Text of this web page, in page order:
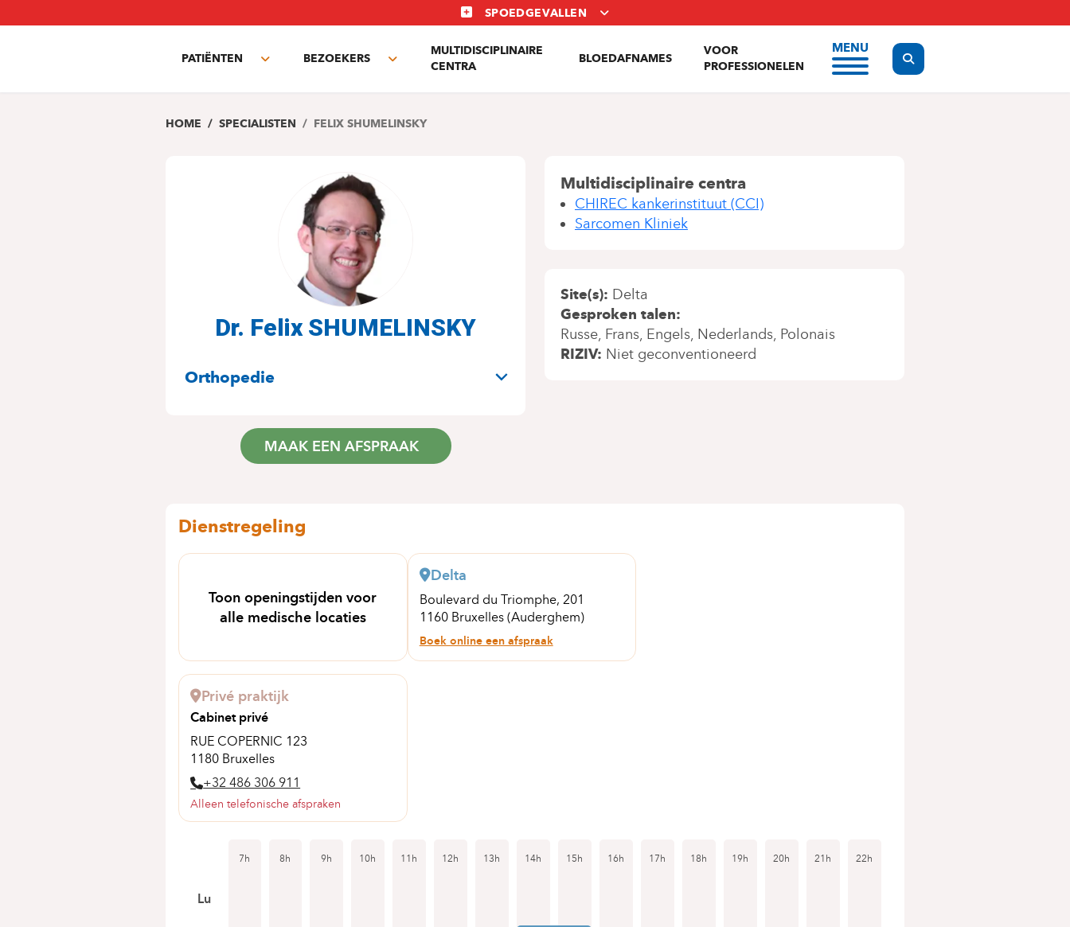
en
SPOEDGEVALLEN
PATIËNTEN
Toggle
BEZOEKERS
Toggle
MULTIDISCIPLINAIRE
CENTRA
BLOEDAFNAMES
VOOR
PROFESSIONELEN
MENU
Display the search form
HOME SPECIALISTEN FELIX SHUMELINSKY
Dr. Felix SHUMELINSKY
SPECIALITEITEN
Orthopedie
MAAK EEN AFSPRAAK
Multidisciplinaire centra
CHIREC kankerinstituut (CCI)
Sarcomen Kliniek
Site(s) Delta
Gesproken talen
Russe Frans Engels Nederlands Polonais
RIZIV Niet geconventioneerd
Dienstregeling
Toon openingstijden voor
alle medische locaties
Delta
Boulevard du Triomphe, 201
1160 Bruxelles (Auderghem)
Boek online een afspraak
Privé praktijk
Cabinet privé
RUE COPERNIC 123
1180 Bruxelles
+32 486 306 911
Alleen telefonische afspraken
7h 8h 9h 10h 11h 12h 13h 14h 15h 16h 17h 18h 19h 20h 21h 22h
Lu